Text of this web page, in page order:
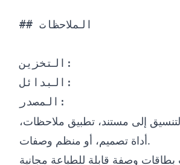
## الملاحظات
التخزين:
البدائل:
إلى مستند، تطبيق ملاحظات،
أداة تصميم، أو منظم وصفات.
بطاقات وصفة قابلة للطباعة مجانية